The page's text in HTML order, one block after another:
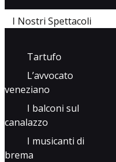
I Nostri Spettacoli
Tartufo
L’avvocato
veneziano
I balconi sul
canalazzo
I musicanti di
brema